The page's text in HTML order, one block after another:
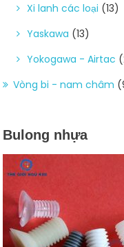
Xi lanh các loại (13)
Yaskawa (13)
Yokogawa - Airtac
Vòng bi - nam châm
Bulong nhựa